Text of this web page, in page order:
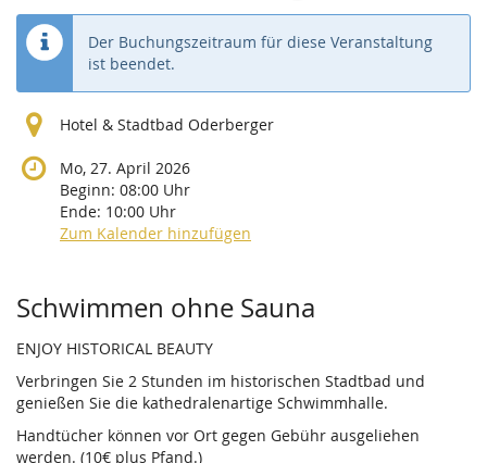
Der Buchungszeitraum für diese Veranstaltung
ist beendet.
Hotel & Stadtbad Oderberger
Mo, 27. April 2026
Beginn: 08:00 Uhr
Ende: 10:00 Uhr
Zum Kalender hinzufügen
Produkte
Schwimmen ohne Sauna
ENJOY HISTORICAL BEAUTY
Verbringen Sie 2 Stunden im historischen Stadtbad und
genießen Sie die kathedralenartige Schwimmhalle.
Handtücher können vor Ort gegen Gebühr ausgeliehen
werden. (10€ plus Pfand.)